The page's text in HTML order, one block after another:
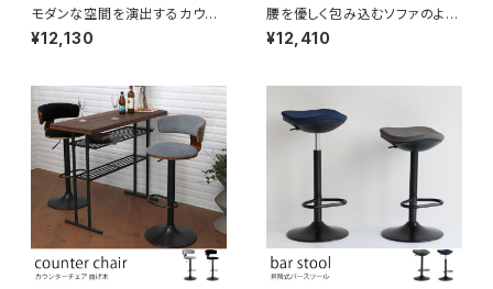
モダンな空間を演出するカウン
ターチェア PUレザー張地 キル
ティング加工 昇降機能 ブラウ
おしゃれ シンプル 疲れにくい ハ
イスツール
¥12,130
腰を優しく包み込むソファのよう
なバーチェア カウンターチェア
高さ調節可 おしゃれ ヴィンテー
¥12,410